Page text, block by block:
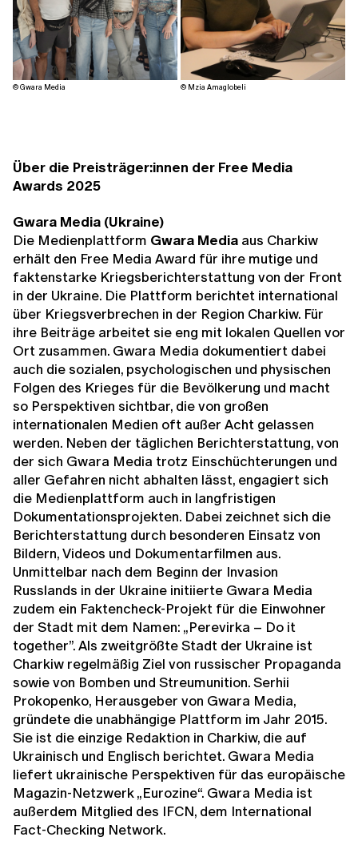
© Gwara Media © Mzia Amaglobeli
Über die Preisträger:innen der Free Media
Awards 2025
Gwara Media (Ukraine)
Die Medienplattform Gwara Media aus Charkiw
erhält den Free Media Award für ihre mutige und
faktenstarke Kriegsberichterstattung von der Front
in der Ukraine. Die Plattform berichtet international
über Kriegsverbrechen in der Region Charkiw. Für
ihre Beiträge arbeitet sie eng mit lokalen Quellen vor
Ort zusammen. Gwara Media dokumentiert dabei
auch die sozialen, psychologischen und physischen
Folgen des Krieges für die Bevölkerung und macht
so Perspektiven sichtbar, die von großen
internationalen Medien oft außer Acht gelassen
werden. Neben der täglichen Berichterstattung, von
der sich Gwara Media trotz Einschüchterungen und
aller Gefahren nicht abhalten lässt, engagiert sich
die Medienplattform auch in langfristigen
Dokumentationsprojekten. Dabei zeichnet sich die
Berichterstattung durch besonderen Einsatz von
Bildern, Videos und Dokumentarfilmen aus.
Unmittelbar nach dem Beginn der Invasion
Russlands in der Ukraine initiierte Gwara Media
zudem ein Faktencheck-Projekt für die Einwohner
der Stadt mit dem Namen: „Perevirka – Do it
together”. Als zweitgrößte Stadt der Ukraine ist
Charkiw regelmäßig Ziel von russischer Propaganda
sowie von Bomben und Streumunition. Serhii
Prokopenko, Herausgeber von Gwara Media,
gründete die unabhängige Plattform im Jahr 2015.
Sie ist die einzige Redaktion in Charkiw, die auf
Ukrainisch und Englisch berichtet. Gwara Media
liefert ukrainische Perspektiven für das europäische
Magazin-Netzwerk „Eurozine“. Gwara Media ist
außerdem Mitglied des IFCN, dem International
Fact-Checking Network.